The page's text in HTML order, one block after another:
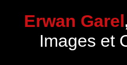
Erwan Garel
Images et